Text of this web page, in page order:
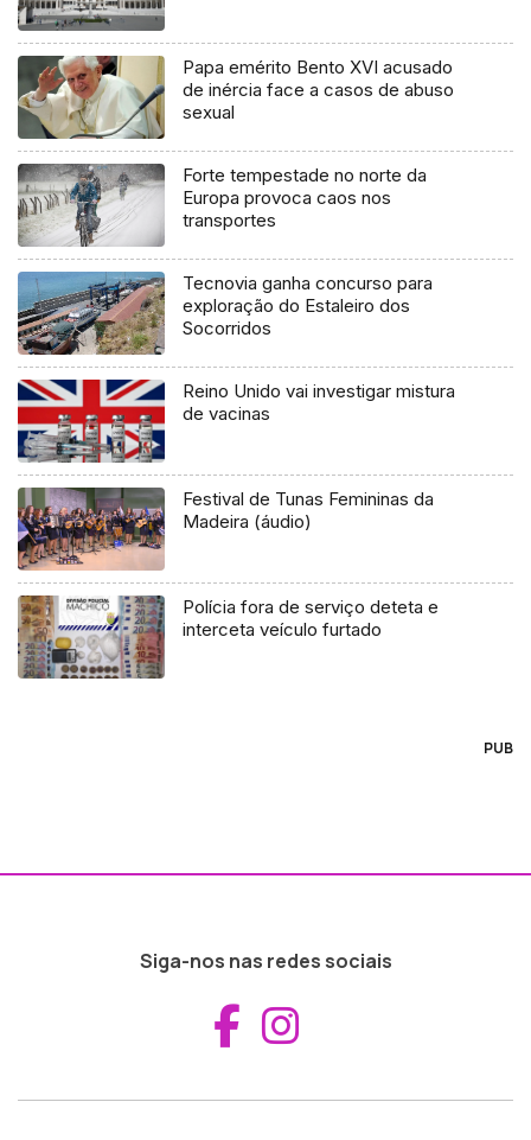
Papa emérito Bento XVI acusado
de inércia face a casos de abuso
sexual
Forte tempestade no norte da
Europa provoca caos nos
transportes
Tecnovia ganha concurso para
exploração do Estaleiro dos
Socorridos
Reino Unido vai investigar mistura
de vacinas
Festival de Tunas Femininas da
Madeira (áudio)
Polícia fora de serviço deteta e
interceta veículo furtado
PUB
Siga-nos nas redes sociais
Aceder ao